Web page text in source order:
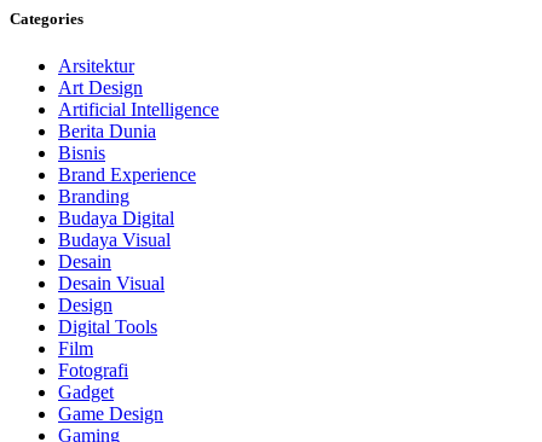
Categories
Arsitektur
Art Design
Artificial Intelligence
Berita Dunia
Bisnis
Brand Experience
Branding
Budaya Digital
Budaya Visual
Desain
Desain Visual
Design
Digital Tools
Film
Fotografi
Gadget
Game Design
Gaming